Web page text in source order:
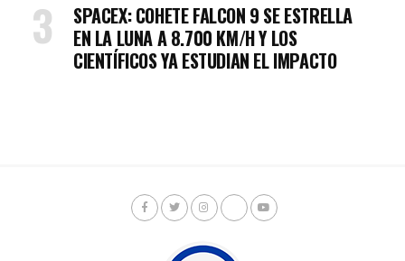
SPACEX: COHETE FALCON 9 SE ESTRELLA
EN LA LUNA A 8.700 KM/H Y LOS
CIENTÍFICOS YA ESTUDIAN EL IMPACTO